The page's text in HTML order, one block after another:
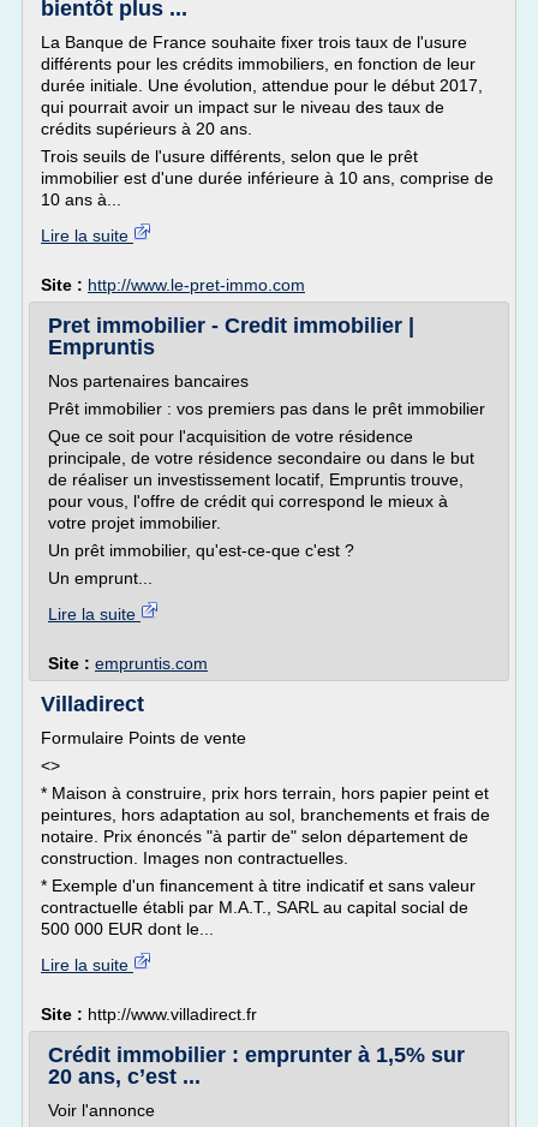
bientôt plus ...
La Banque de France souhaite fixer trois taux de l'usure
différents pour les crédits immobiliers, en fonction de leur
durée initiale. Une évolution, attendue pour le début 2017,
qui pourrait avoir un impact sur le niveau des taux de
crédits supérieurs à 20 ans.
Trois seuils de l'usure différents, selon que le prêt
immobilier est d'une durée inférieure à 10 ans, comprise de
10 ans à...
Lire la suite
Site : http://www.le-pret-immo.com
Pret immobilier - Credit immobilier |
Empruntis
Nos partenaires bancaires
Prêt immobilier : vos premiers pas dans le prêt immobilier
Que ce soit pour l'acquisition de votre résidence
principale, de votre résidence secondaire ou dans le but
de réaliser un investissement locatif, Empruntis trouve,
pour vous, l'offre de crédit qui correspond le mieux à
votre projet immobilier.
Un prêt immobilier, qu'est-ce-que c'est ?
Un emprunt...
Lire la suite
Site : empruntis.com
Villadirect
Formulaire Points de vente
<>
* Maison à construire, prix hors terrain, hors papier peint et
peintures, hors adaptation au sol, branchements et frais de
notaire. Prix énoncés "à partir de" selon département de
construction. Images non contractuelles.
* Exemple d'un financement à titre indicatif et sans valeur
contractuelle établi par M.A.T., SARL au capital social de
500 000 EUR dont le...
Lire la suite
Site : http://www.villadirect.fr
Crédit immobilier : emprunter à 1,5% sur
20 ans, c’est ...
Voir l'annonce